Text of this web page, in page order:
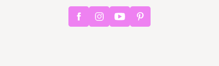
FacebookInstagramYoutube Pinterest